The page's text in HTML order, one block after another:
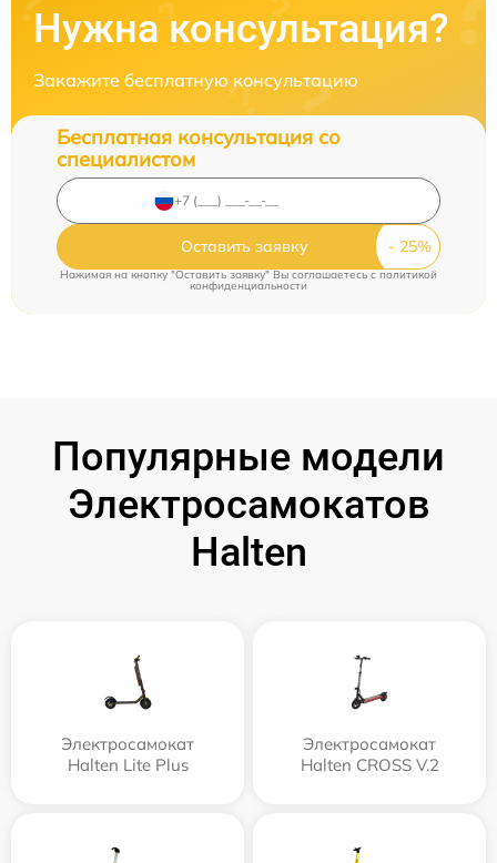
Нужна консультация?
Закажите бесплатную консультацию
Бесплатная консультация со
специалистом
Оставить заявку
Нажимая на кнопку "Оставить заявку" Вы соглашаетесь cполитикой
конфиденциальности
Популярные модели
Электросамокатов
Halten
Электросамокат
Halten Lite Plus
Электросамокат
Halten CROSS V.2